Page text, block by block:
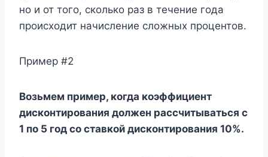
но и от того, сколько раз в течение года
происходит начисление сложных процентов.
Пример #2
Возьмем пример, когда коэффициент
дисконтирования должен рассчитываться с
1 по 5 год со ставкой дисконтирования 10%.